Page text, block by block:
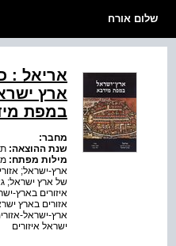
שלום אורח
אריאל :
ארץ
במפת
מחבר:
שנת ההוצאה:
מילות מפתח:
ארץ-ישראל;
של ארץ ישראל;
איזורים בארץ-
אזורים בארץ
ארץ-ישראל-
ישראל איזורים